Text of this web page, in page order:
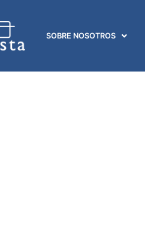
SOBRE NOSOTROS